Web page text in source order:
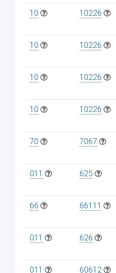
10 10226
10 10226
10 10226
10 10226
70 7067
011 625
66 66111
011 626
011 60612